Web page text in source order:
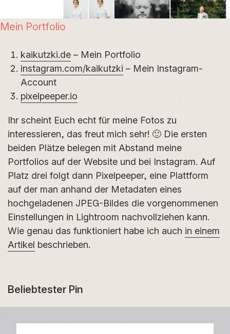
Mein Portfolio
kaikutzki.de – Mein Portfolio
instagram.com/kaikutzki – Mein Instagram-
Account
pixelpeeper.io
Ihr scheint Euch echt für meine Fotos zu
interessieren, das freut mich sehr! 🙂 Die ersten
beiden Plätze belegen mit Abstand meine
Portfolios auf der Website und bei Instagram. Auf
Platz drei folgt dann Pixelpeeper, eine Plattform
auf der man anhand der Metadaten eines
hochgeladenen JPEG-Bildes die vorgenommenen
Einstellungen in Lightroom nachvollziehen kann.
Wie genau das funktioniert habe ich auch in einem
Artikel beschrieben.
Beliebtester Pin